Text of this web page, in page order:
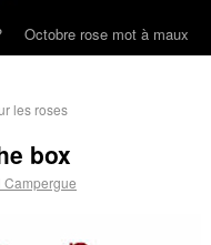
Octobre rose mot à maux
les roses
box
Campergue